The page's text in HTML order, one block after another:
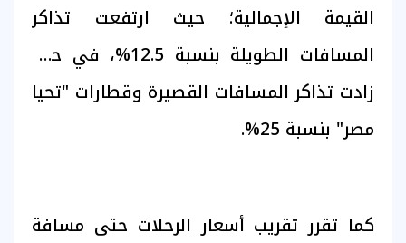
القيمة الإجمالية؛ حيث ارتفعت تذاكر
المسافات الطويلة بنسبة 12.5%، في حين
زادت تذاكر المسافات القصيرة وقطارات "تحيا
مصر" بنسبة 25%.
كما تقرر تقريب أسعار الرحلات حتى مسافة